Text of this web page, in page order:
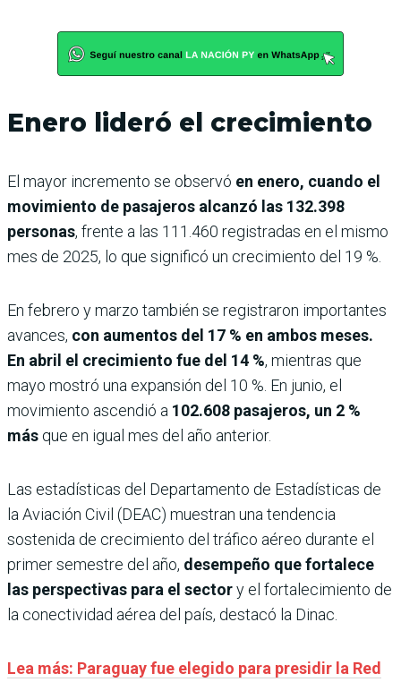
Enero lideró el crecimiento
El mayor incremento se observó en enero, cuando el
movimiento de pasajeros alcanzó las 132.398
personas, frente a las 111.460 registradas en el mismo
mes de 2025, lo que significó un crecimiento del 19 %.
En febrero y marzo también se registraron importantes
avances, con aumentos del 17 % en ambos meses.
En abril el crecimiento fue del 14 %, mientras que
mayo mostró una expansión del 10 %. En junio, el
movimiento ascendió a 102.608 pasajeros, un 2 %
más que en igual mes del año anterior.
Las estadísticas del Departamento de Estadísticas de
la Aviación Civil (DEAC) muestran una tendencia
sostenida de crecimiento del tráfico aéreo durante el
primer semestre del año, desempeño que fortalece
las perspectivas para el sectory el fortalecimiento de
la conectividad aérea del país, destacó la Dinac.
Lea más: Paraguay fue elegido para presidir la Red